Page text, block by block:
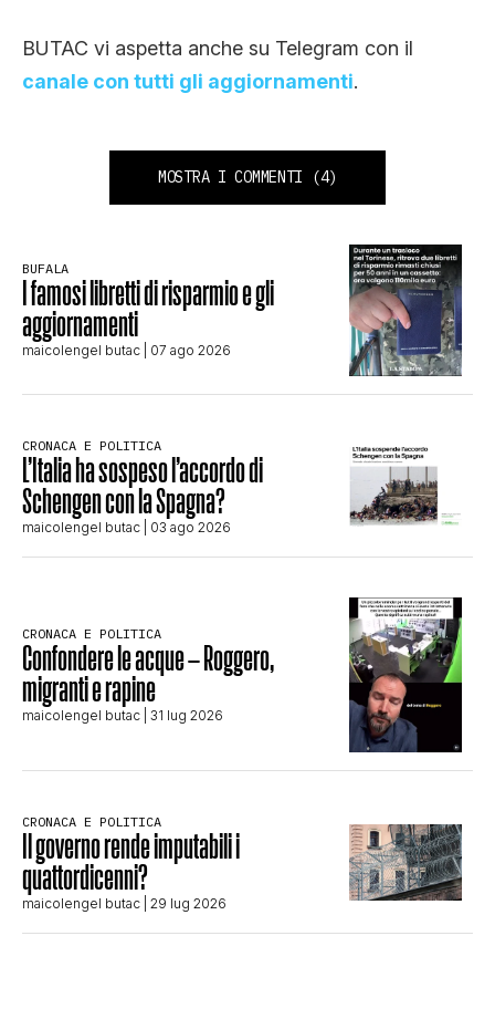
BUTAC vi aspetta anche su Telegram con il
canale con tutti gli aggiornamenti.
MOSTRA I COMMENTI (4)
BUFALA
I famosi libretti di risparmio e gli
aggiornamenti
maicolengel butac | 07 ago 2026
CRONACA E POLITICA
L’Italia ha sospeso l’accordo di
Schengen con la Spagna?
maicolengel butac | 03 ago 2026
CRONACA E POLITICA
Confondere le acque – Roggero,
migranti e rapine
maicolengel butac | 31 lug 2026
CRONACA E POLITICA
Il governo rende imputabili i
quattordicenni?
maicolengel butac | 29 lug 2026